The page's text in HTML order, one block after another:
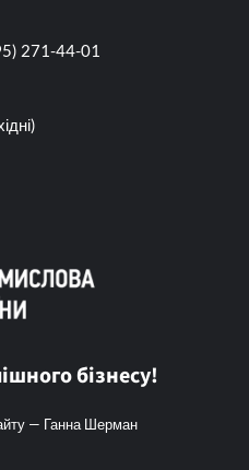
271-44-01
бізнесу!
— Ганна Шерман